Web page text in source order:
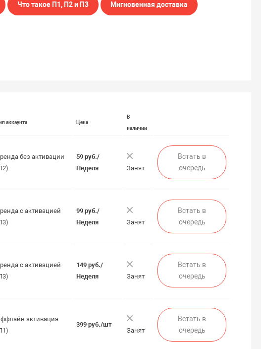
Что такое П1, П2 и П3 Мнгновенная доставка
аккаунта Цена
В
наличии
без активации
59 руб./
Неделя
Занят
Встать в
очередь
с активацией
99 руб./
Неделя
Занят
Встать в
очередь
с активацией
149 руб./
Неделя
Занят
Встать в
очередь
активация
399 руб./шт
Занят
Встать в
очередь